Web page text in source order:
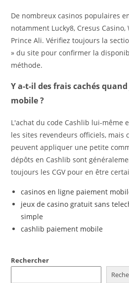
De nombreux casinos populaires
notamment Lucky8, Cresus
Prince Ali. Vérifiez toujours la
» du site pour confirmer la
méthode.
Y a-t-il des frais cachés
mobile ?
L'achat du code Cashlib lui-même
les sites revendeurs officiels, mais
peuvent appliquer une petite
dépôts en Cashlib sont
toujours les CGV pour en être
casinos en ligne paiement
jeux de casino gratuit sans
simple
cashlib paiement mobile
Rechercher